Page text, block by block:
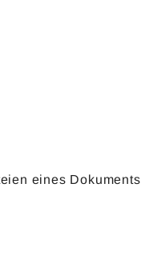
eines Dokuments